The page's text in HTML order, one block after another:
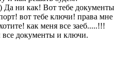
Да ни как! Вот тебе документы
вот тебе ключи! права мне
как меня все заеб.....!!!
документы и ключи.